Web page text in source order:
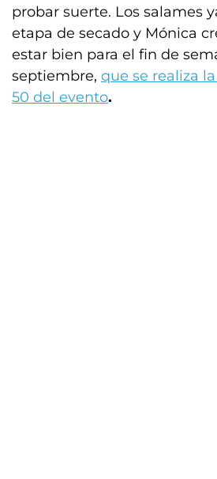
probar suerte. Los salames
etapa de secado y Mónica
estar bien para el fin de
septiembre, que se realiza
50 del evento.